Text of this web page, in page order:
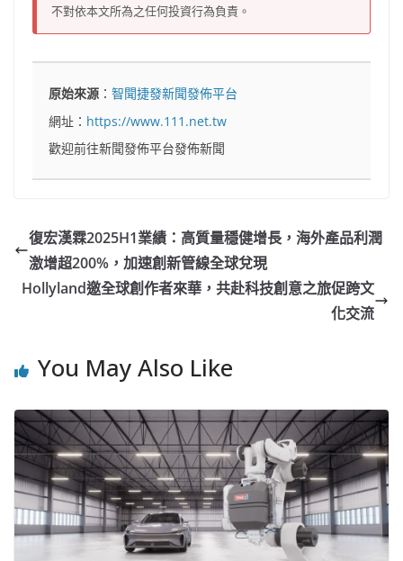
不對依本文所為之任何投資行為負責。
原始來源 ：智聞捷發新聞發佈平台
網址： https://www.111.net.tw
歡迎前往新聞發佈平台發佈新聞
復宏漢霖2025H1業績：高質量穩健增長，海外產品利潤
激增超200%，加速創新管線全球兌現
Hollyland邀全球創作者來華，共赴科技創意之旅促跨文
化交流
You May Also Like